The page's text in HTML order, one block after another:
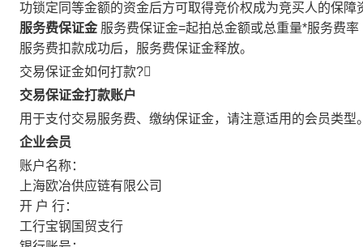
功锁定同等金额的资金后方可取得竞价权成为竞买人的保障
服务费保证金 服务费保证金=起拍总金额或总重量*服务费率
服务费扣款成功后，服务费保证金释放。
交易保证金如何打款?
交易保证金打款账户
用于支付交易服务费、缴纳保证金，请注意适用的会员类型
企业会员
账户名称：
上海欧冶供应链有限公司
开 户 行：
工行宝钢国贸支行